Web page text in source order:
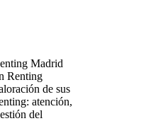
Madrid
Renting
de sus
atención,
del